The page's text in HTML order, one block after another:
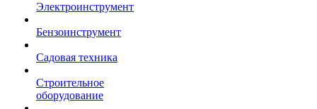
Электроинструмент
Бензоинструмент
Садовая техника
Строительное
оборудование